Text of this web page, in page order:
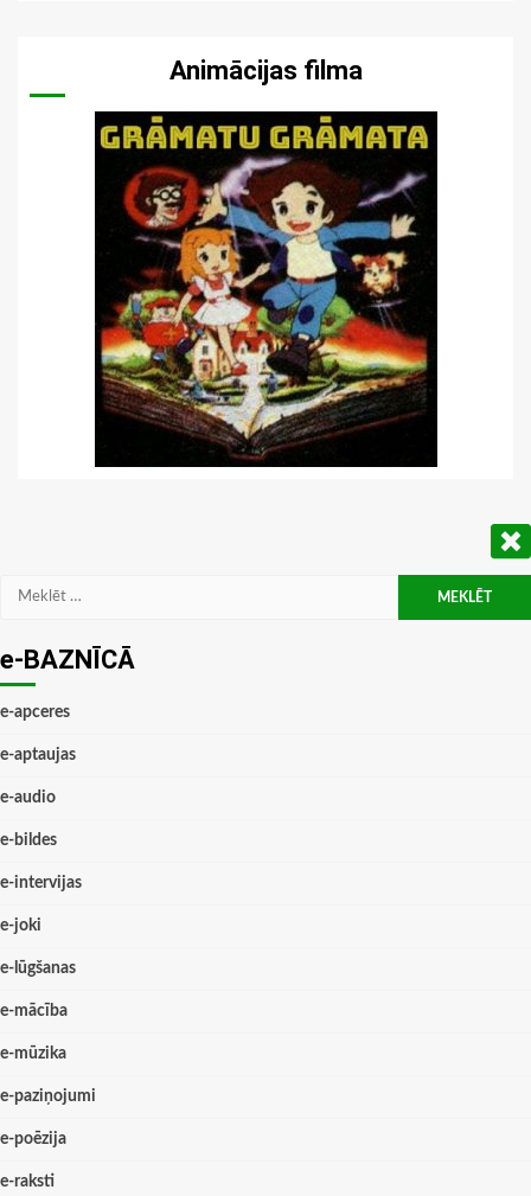
Animācijas filma
Meklēt:
e-BAZNĪCĀ
e-apceres
e-aptaujas
e-audio
e-bildes
e-intervijas
e-joki
e-lūgšanas
e-mācība
e-mūzika
e-paziņojumi
e-poēzija
e-raksti